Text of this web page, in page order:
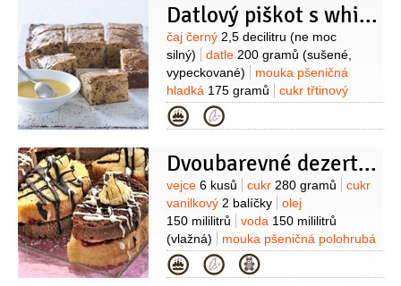
Datlový piškot s whisky omáčkou
Suroviny
čaj černý 2,5 decilitru (ne moc
silný)
datle 200 gramů (sušené,
vypeckované)
mouka pšeničná
hladká 175 gramů
cukr třtinový
175 gramů
2 kusy
ořechy vlašské2 lžíce
1 lžička
jedlá soda1/2 lžičky Na
omáčku:
smetana na šlehání
2 decilitry
cukr třtinový
125 gramů
máslo
100 gramů
whisky
Kategorie
Dvoubarevné dezertíky
Suroviny
vejce 6 kusů cukr 280 gramů
cukr
vanilkový 2 balíčky
olej
150 mililitrů
voda 150 mililitrů
(vlažná)
mouka pšeničná polohrubá
380 gramů
rum
prášek do pečiva1 balíček
kakao
Kategorie